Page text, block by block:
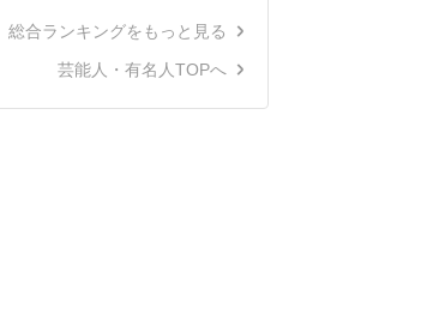
総合ランキングをもっと見る
芸能人・有名人TOPへ